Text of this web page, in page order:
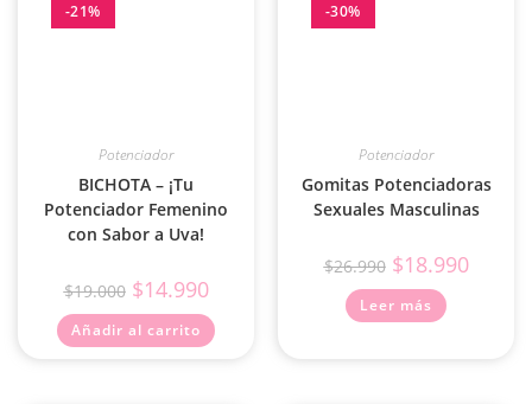
-21%
Potenciador
BICHOTA – ¡Tu
Potenciador Femenino
con Sabor a Uva!
$19.000 $14.990
Añadir al carrito
-30%
Potenciador
Gomitas Potenciadoras
Sexuales Masculinas
$26.990 $18.990
Leer más